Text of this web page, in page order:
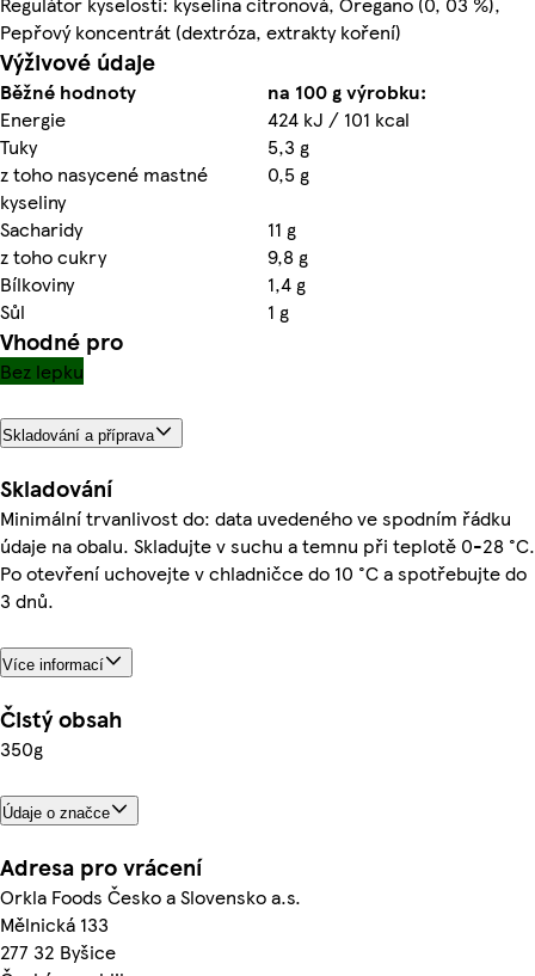
Pepřový koncentrát (dextróza, extrakty koření)
Výživové údaje
Běžné hodnoty
na 100 g výrobku:
Energie
424 kJ / 101 kcal
Tuky
5,3 g
z toho nasycené mastné
kyseliny
0,5 g
Sacharidy
11 g
z toho cukry
9,8 g
Bílkoviny
1,4 g
Sůl
1 g
Vhodné pro
Bez lepku
Skladování a příprava
Skladování
Minimální trvanlivost do: data uvedeného ve spodním řádku
údaje na obalu. Skladujte v suchu a temnu při teplotě 0-28 °C.
Po otevření uchovejte v chladničce do 10 °C a spotřebujte do
3 dnů.
Více informací
Čistý obsah
350g
Údaje o značce
Adresa pro vrácení
Orkla Foods Česko a Slovensko a.s.
Mělnická 133
277 32 Byšice